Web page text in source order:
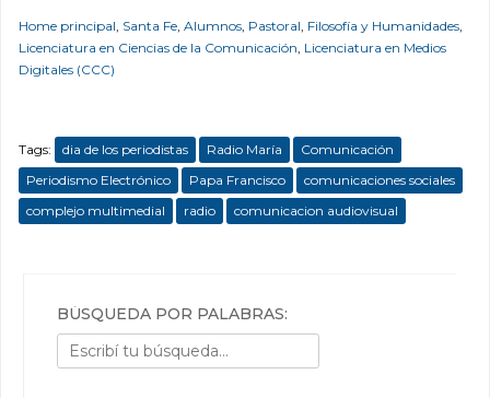
Home principal, Santa Fe, Alumnos, Pastoral, Filosofía y Humanidades,
Licenciatura en Ciencias de la Comunicación, Licenciatura en Medios
Digitales (CCC)
Tags: dia de los periodistas Radio María
Comunicación
Periodismo Electrónico
Papa Francisco
comunicaciones sociales
complejo multimedial
radio comunicacion audiovisual
BÚSQUEDA POR PALABRAS: